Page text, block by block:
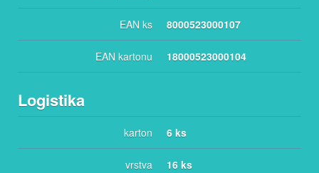
EAN ks 8000523000107
EAN kartonu 18000523000104
Logistika
karton 6 ks
vrstva 16 ks